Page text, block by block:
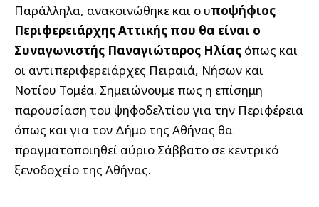
Παράλληλα, ανακοινώθηκε και ο υποψήφιος
Περιφερειάρχης Αττικής που θα είναι ο
Συναγωνιστής Παναγιώταρος Ηλίας όπως και
οι αντιπεριφερειάρχες Πειραιά, Νήσων και
Νοτίου Τομέα. Σημειώνουμε πως η επίσημη
παρουσίαση του ψηφοδελτίου για την Περιφέρεια
όπως και για τον Δήμο της Αθήνας θα
πραγματοποιηθεί αύριο Σάββατο σε κεντρικό
ξενοδοχείο της Αθήνας.